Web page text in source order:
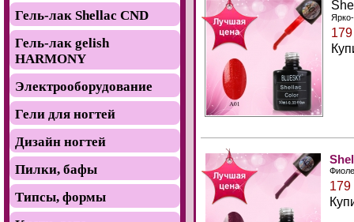
Гель-лак Shellac CND
Гель-лак gelish
HARMONY
Электрооборудование
Гели для ногтей
Дизайн ногтей
Пилки, бафы
Типсы, формы
179